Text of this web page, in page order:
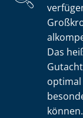
Das
optimal
können.